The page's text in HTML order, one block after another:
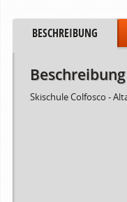
BESCHREIBUNG
Beschreibung
Skischule Colfosco -